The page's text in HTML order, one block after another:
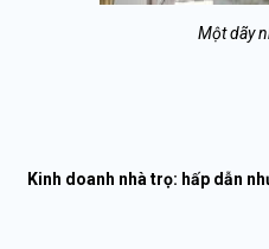
Một dãy nhà trọ
Kinh doanh nhà trọ: hấp dẫn